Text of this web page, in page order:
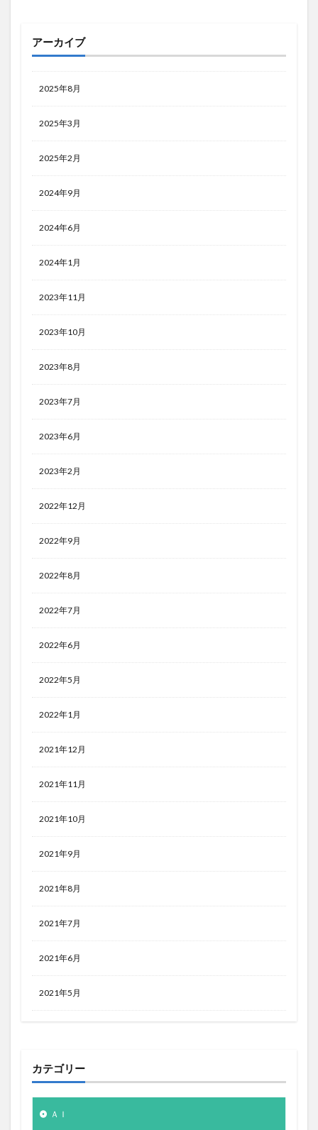
アーカイブ
2025年8月
2025年3月
2025年2月
2024年9月
2024年6月
2024年1月
2023年11月
2023年10月
2023年8月
2023年7月
2023年6月
2023年2月
2022年12月
2022年9月
2022年8月
2022年7月
2022年6月
2022年5月
2022年1月
2021年12月
2021年11月
2021年10月
2021年9月
2021年8月
2021年7月
2021年6月
2021年5月
カテゴリー
ＡＩ